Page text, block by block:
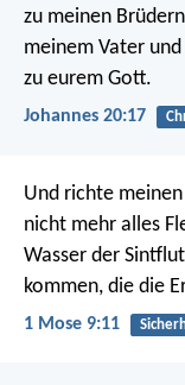
zu meinen
meinem Vater
zu eurem Gott.
Johannes 20:17
Und richte
nicht mehr alles
Wasser der
kommen, die die
1 Mose 9:11